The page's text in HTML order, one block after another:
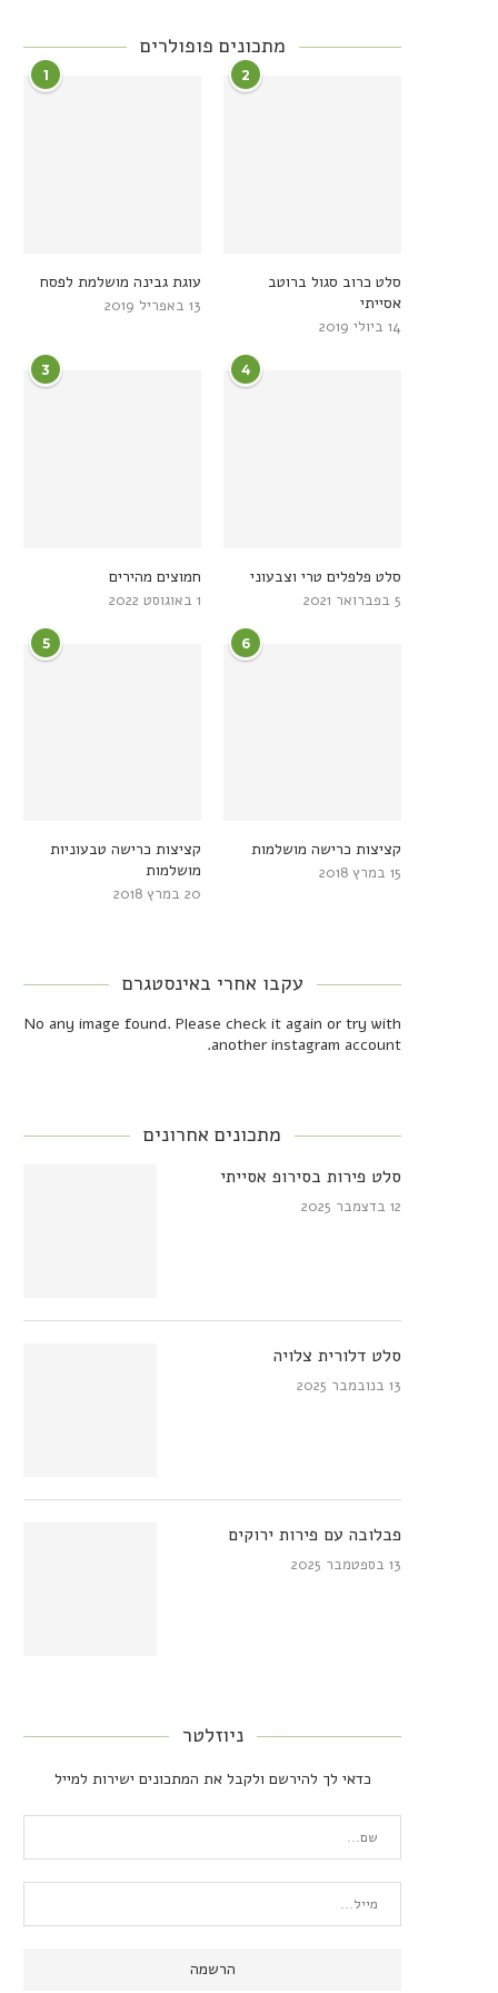
מתכונים פופולרים
1
עוגת גבינה מושלמת לפסח
13 באפריל 2019
2
סלט כרוב סגול ברוטב
אסייתי
14 ביולי 2019
3
חמוצים מהירים
1 באוגוסט 2022
4
סלט פלפלים טרי וצבעוני
5 בפברואר 2021
5
קציצות כרישה טבעוניות
מושלמות
20 במרץ 2018
6
קציצות כרישה מושלמות
15 במרץ 2018
עקבו אחרי באינסטגרם
No any image found. Please check it again or try with
another instagram account.
מתכונים אחרונים
סלט פירות בסירופ אסייתי
12 בדצמבר 2025
סלט דלורית צלויה
13 בנובמבר 2025
פבלובה עם פירות ירוקים
13 בספטמבר 2025
ניוזלטר
כדאי לך להירשם ולקבל את המתכונים ישירות למייל